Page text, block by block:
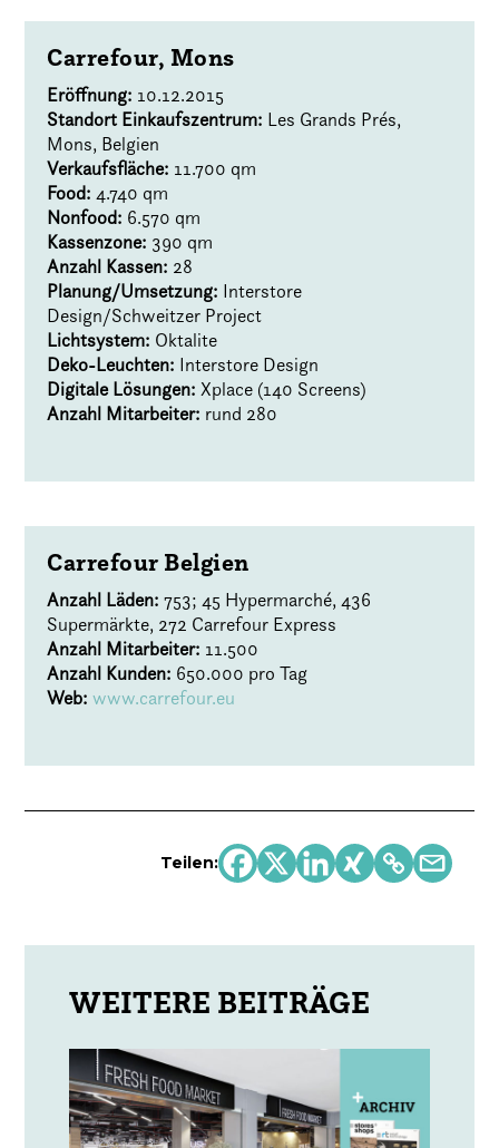
Carrefour, Mons
Eröffnung: 10.12.2015
Standort Einkaufszentrum: Les Grands Prés,
Mons, Belgien
Verkaufsfläche: 11.700 qm
Food:4.740 qm
Nonfood: 6.570 qm
Kassenzone: 390 qm
Anzahl Kassen: 28
Planung/Umsetzung: Interstore
Design/Schweitzer Project
Lichtsystem: Oktalite
Deko-Leuchten: Interstore Design
Digitale Lösungen: Xplace (140 Screens)
Anzahl Mitarbeiter: rund 280
Carrefour Belgien
Anzahl Läden: 753; 45 Hypermarché, 436
Supermärkte, 272 Carrefour Express
Anzahl Mitarbeiter: 11.500
Anzahl Kunden: 650.000 pro Tag
Web:www.carrefour.eu
Teilen: